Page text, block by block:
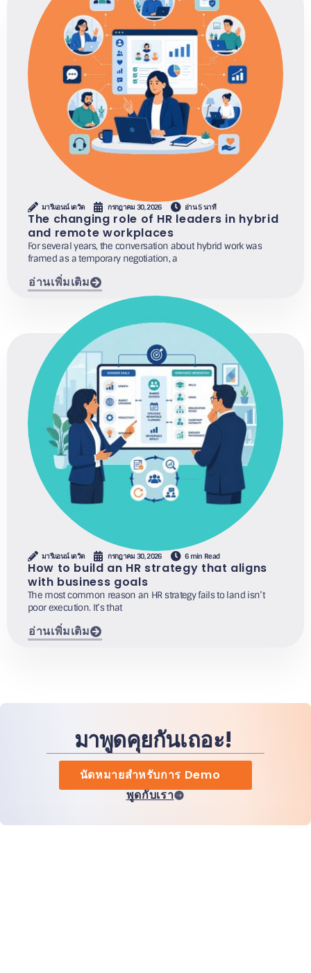
มารีแอนน์ เดวิด กรกฎาคม 30, 2026 อ่าน 5 นาที
The changing role of HR leaders in hybrid
and remote workplaces
For several years, the conversation about hybrid work was
framed as a temporary negotiation, a
อ่านเพิ่มเติม
มารีแอนน์ เดวิด กรกฎาคม 30, 2026 6 min Read
How to build an HR strategy that aligns
with business goals
The most common reason an HR strategy fails to land isn’t
poor execution. It’s that
อ่านเพิ่มเติม
มาพูดคุยกันเถอะ!
นัดหมายสำหรับการ Demo
พูดกับเรา